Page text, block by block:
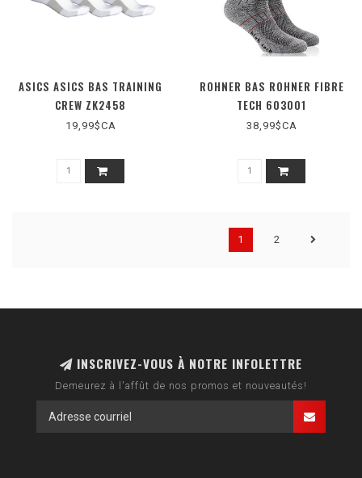
ASICS ASICS BAS TRAINING
CREW ZK2458
19,99$CA
ROHNER BAS ROHNER FIBRE
TECH 603001
38,99$CA
1 2
INSCRIVEZ-VOUS À NOTRE INFOLETTRE
Demeurez à l'affût de nos promos et nouveautés!